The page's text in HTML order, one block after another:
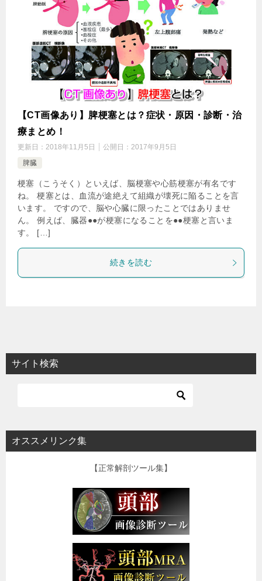
【CT画像あり】脾梗塞とは？症状・原因・診断・治
療まとめ！
更新日： 2018年11月5日 公開日： 2017年9月5日
脾臓
梗塞（こうそく）といえば、脳梗塞や心筋梗塞が有名です
ね。 梗塞とは、血流が途絶えて組織が壊死に陥ることを言
います。 ですので、脳や心臓に限ったことではありませ
ん。 例えば、臓器●●が梗塞になることを●●梗塞と言いま
す。 […]
続きを読む
サイト検索
オススメリンク集
【正常解剖ツール集】